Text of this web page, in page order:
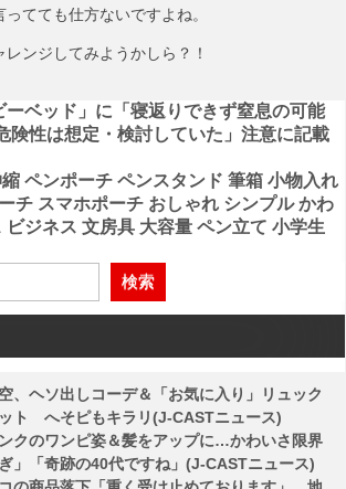
てても仕方ないですよね。
ンジしてみようかしら？！
ベッド」に「寝返りできず窒息の可能
性は想定・検討していた」注意に記載
ペンポーチ ペンスタンド 筆箱 小物入れ
チ スマホポーチ おしゃれ シンプル かわ
ビジネス 文房具 大容量 ペン立て 小学生
検索
、ヘソ出しコーデ＆「お気に入り」リュック
ト へそピもキラリ(J-CASTニュース)
クのワンピ姿＆髪をアップに…かわいさ限界
」「奇跡の40代ですね」(J-CASTニュース)